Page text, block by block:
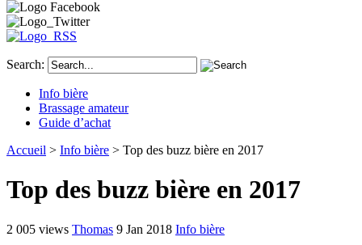
Search:
Info bière
Brassage amateur
Guide d’achat
Accueil > Info bière > Top des buzz bière en 2017
Top des buzz bière en 2017
2 005 views Thomas 9 Jan 2018 Info bière